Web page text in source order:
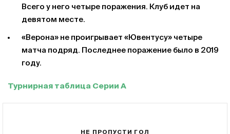
Всего у него четыре поражения. Клуб идет на
девятом месте.
«Верона» не проигрывает «Ювентусу» четыре
матча подряд. Последнее поражение было в 2019
году.
Турнирная таблица Серии А
НЕ ПРОПУСТИ ГОЛ